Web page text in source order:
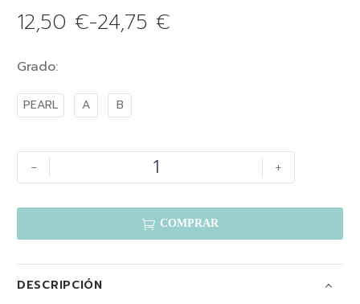
12,50 €-24,75 €
Grado
PEARL A B
- +
 COMPRAR
DESCRIPCIÓN